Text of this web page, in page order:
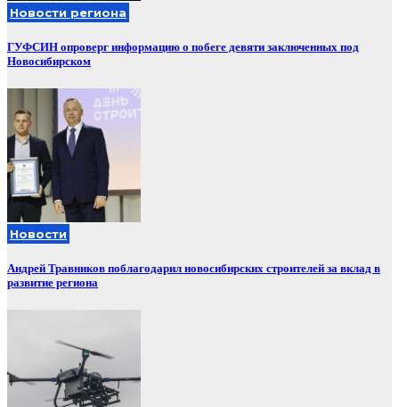
Новости региона
ГУФСИН опроверг информацию о побеге девяти заключенных под
Новосибирском
Новости
Андрей Травников поблагодарил новосибирских строителей за вклад в
развитие региона